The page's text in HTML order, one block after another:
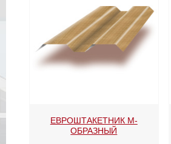
ЕВРОШТАКЕТНИК М-
ОБРАЗНЫЙ